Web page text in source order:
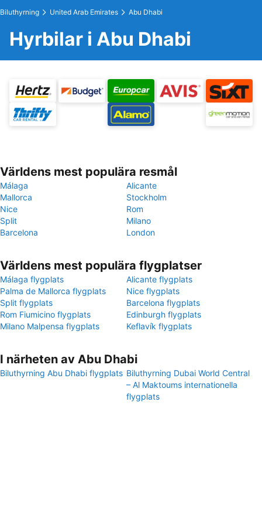
Biluthyrning United Arab Emirates Abu Dhabi
Hyrbilar i Abu Dhabi
Världens mest populära resmål
Málaga
Alicante
Mallorca
Stockholm
Nice
Rom
Split
Milano
Barcelona
London
Världens mest populära flygplatser
Málaga flygplats
Alicante flygplats
Palma de Mallorca flygplats
Nice flygplats
Split flygplats
Barcelona flygplats
Rom Fiumicino flygplats
Edinburgh flygplats
Milano Malpensa flygplats
Keflavík flygplats
I närheten av Abu Dhabi
Biluthyrning Abu Dhabi flygplats Biluthyrning Dubai World Central
– Al Maktoums internationella
flygplats